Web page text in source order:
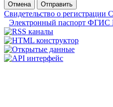
Отмена
Отправить
Свидетельство о
Электронный паспорт